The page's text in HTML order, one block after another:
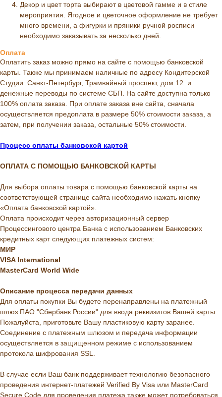
Декор и цвет торта выбирают в цветовой гамме и в стиле
мероприятия. Ягодное и цветочное оформление не требует
много времени, а фигурки и пряники ручной росписи
необходимо заказывать за несколько дней.
Оплата
Оплатить заказ можно прямо на сайте с помощью банковской
карты. Также мы принимаем наличные по адресу Кондитерской
Студии: Санкт-Петербург, Трамвайный проспект, дом 12. и
денежные переводы по системе СБП. На сайте доступна только
100% оплата заказа. При оплате заказа вне сайта, сначала
осуществляется предоплата в размере 50% стоимости заказа, а
затем, при получении заказа, остальные 50% стоимости.
Процесс оплаты банковской картой
ОПЛАТА С ПОМОЩЬЮ БАНКОВСКОЙ КАРТЫ
Для выбора оплаты товара с помощью банковской карты на
соответствующей странице сайта необходимо нажать кнопку
«Оплата банковской картой».
Оплата происходит через авторизационный сервер
Процессингового центра Банка с использованием Банковских
кредитных карт следующих платежных систем:
МИР
VISA International
MasterCard World Wide
Описание процесса передачи данных
Для оплаты покупки Вы будете перенаправлены на платежный
шлюз ПАО "Сбербанк России" для ввода реквизитов Вашей карты.
Пожалуйста, приготовьте Вашу пластиковую карту заранее.
Соединение с платежным шлюзом и передача информации
осуществляется в защищенном режиме с использованием
протокола шифрования SSL.
В случае если Ваш банк поддерживает технологию безопасного
проведения интернет-платежей Verified By Visa или MasterCard
Secure Code для проведения платежа также может потребоваться